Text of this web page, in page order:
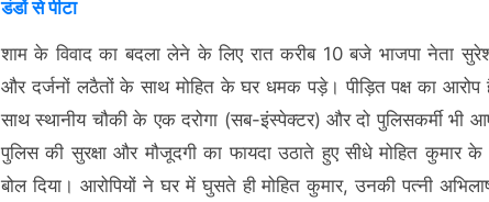
डंडों से पीटा
शाम के विवाद का बदला लेने के लिए रात करीब 10 बजे भाजपा नेता
और दर्जनों लठैतों के साथ मोहित के घर धमक पड़े। पीड़ित पक्ष का आरोप
साथ स्थानीय चौकी के एक दरोगा (सब-इंस्पेक्टर) और दो पुलिसकर्मी भी
पुलिस की सुरक्षा और मौजूदगी का फायदा उठाते हुए सीधे मोहित कुमार
बोल दिया। आरोपियों ने घर में घुसते ही मोहित कुमार, उनकी पत्नी